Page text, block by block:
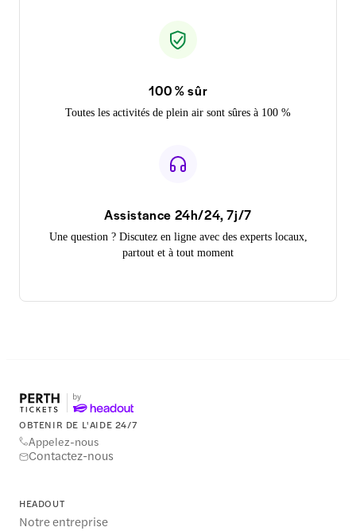
100 % sûr
Toutes les activités de plein air sont sûres à 100 %
Assistance 24h/24, 7j/7
Une question ? Discutez en ligne avec des experts locaux,
partout et à tout moment
OBTENIR DE L'AIDE 24/7
Appelez-nous
Contactez-nous
HEADOUT
Notre entreprise